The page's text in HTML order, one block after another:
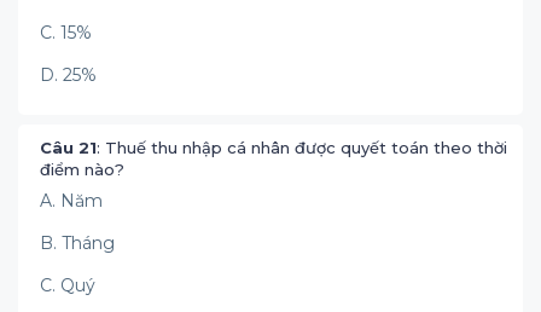
C. 15%
D. 25%
Câu 21: Thuế thu nhập cá nhân được quyết toán theo thời
điểm nào?
A. Năm
B. Tháng
C. Quý